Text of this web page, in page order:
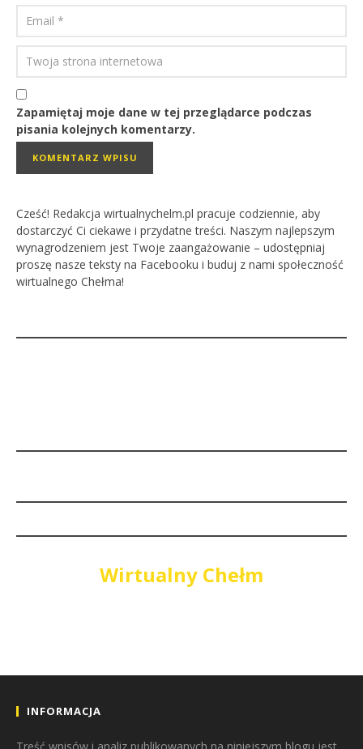
Zapamiętaj moje dane w tej przeglądarce podczas
pisania kolejnych komentarzy.
Cześć! Redakcja wirtualnychelm.pl pracuje codziennie, aby
dostarczyć Ci ciekawe i przydatne treści. Naszym najlepszym
wynagrodzeniem jest Twoje zaangażowanie – udostępniaj
proszę nasze teksty na Facebooku i buduj z nami społeczność
wirtualnego Chełma!
Wirtualny Chełm
INFORMACJA